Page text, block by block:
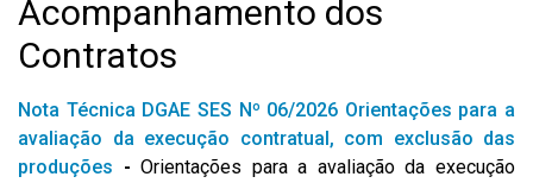
Acompanhamento dos
Contratos
Nota Técnica DGAE SES Nº 06/2026 Orientações para a
avaliação da execução contratual, com exclusão das
produções -Orientações para a avaliação da execução